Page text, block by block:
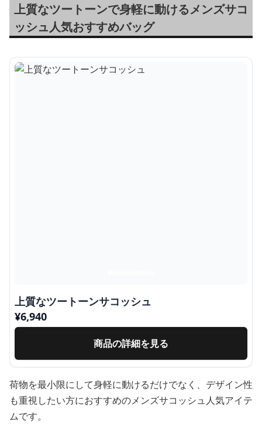
上質なツートーンで身軽に動けるメンズサコ
ッシュ人気おすすめバッグ
上質なツートーンサコッシュ
¥6,940
商品の詳細を見る
荷物を最小限にして身軽に動けるだけでなく、デザイン性
も重視したい方におすすめのメンズサコッシュ人気アイテ
ムです。